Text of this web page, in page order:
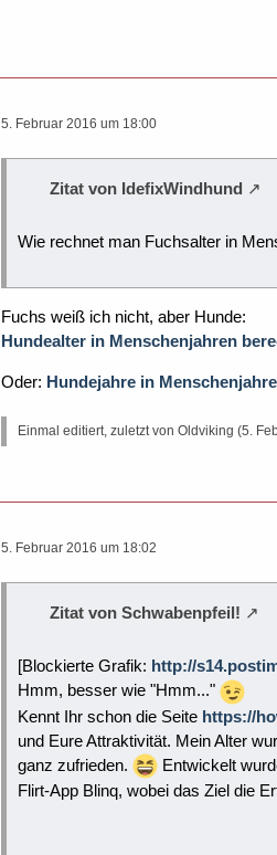
5. Februar 2016 um 18:00
Zitat von IdefixWindhund
Wie rechnet man Fuchsalter in
Fuchs weiß ich nicht, aber Hunde:
Hundealter in Menschenjahren
Oder: Hundejahre in
Einmal editiert, zuletzt von Oldviking (5.
5. Februar 2016 um 18:02
Zitat von Schwabenpfeil!
[Blockierte Grafik: http://
Hmm, besser wie "Hmm..."
Kennt Ihr schon die Seite https://
und Eure Attraktivität. Mein Alter
ganz zufrieden.
Entwickelt
Flirt-App Blinq, wobei das Ziel die